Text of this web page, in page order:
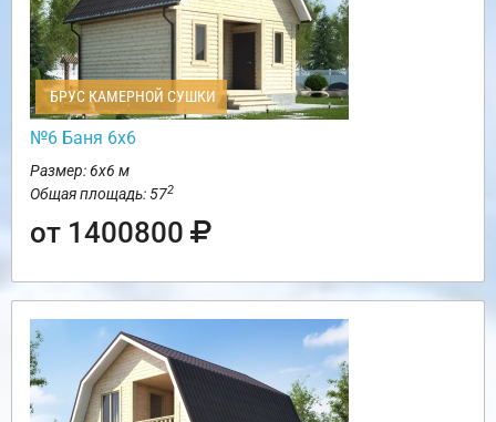
БРУС КАМЕРНОЙ СУШКИ
№6 Баня 6х6
Размер: 6х6 м
Общая площадь: 572
от 1400800